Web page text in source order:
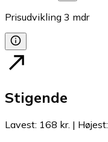
Prisudvikling 3 mdr
Stigende
Lavest: 168 kr. | Højest: